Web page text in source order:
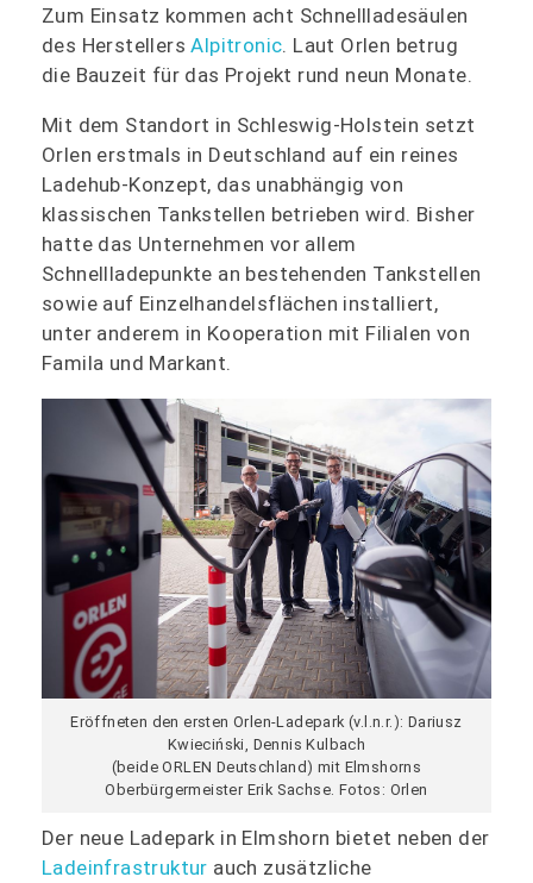
Zum Einsatz kommen acht Schnellladesäulen
des HerstellersAlpitronic. Laut Orlen betrug
die Bauzeit für das Projekt rund neun Monate.
Mit dem Standort in Schleswig-Holstein setzt
Orlen erstmals in Deutschland auf ein reines
Ladehub-Konzept, das unabhängig von
klassischen Tankstellen betrieben wird. Bisher
hatte das Unternehmen vor allem
Schnellladepunkte an bestehenden Tankstellen
sowie auf Einzelhandelsflächen installiert,
unter anderem in Kooperation mit Filialen von
Famila und Markant.
Eröffneten den ersten Orlen-Ladepark (v.l.n.r.): Dariusz
Kwieciński, Dennis Kulbach
(beide ORLEN Deutschland) mit Elmshorns
Oberbürgermeister Erik Sachse. Fotos: Orlen
Der neue Ladepark in Elmshorn bietet neben der
Ladeinfrastruktur auch zusätzliche